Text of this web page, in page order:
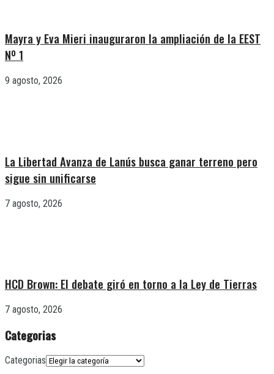
Mayra y Eva Mieri inauguraron la ampliación de la EEST
Nº 1
9 agosto, 2026
La Libertad Avanza de Lanús busca ganar terreno pero
sigue sin unificarse
7 agosto, 2026
HCD Brown: El debate giró en torno a la Ley de Tierras
7 agosto, 2026
Categorias
Categorias